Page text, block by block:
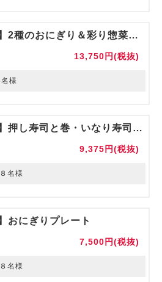
【M】2種のおにぎり＆彩り惣菜の盛り合わせ
13,750円(税抜)
様
【M】押し寿司と巻・いなり寿司のパーティプレート
9,375円(税抜)
名様
おにぎりプレート
7,500円(税抜)
８名様